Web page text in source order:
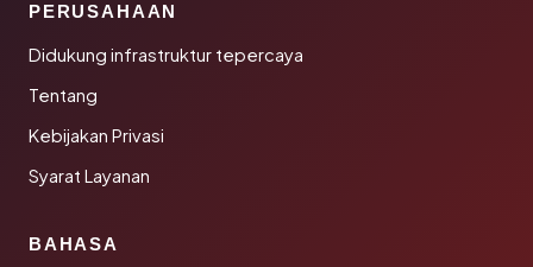
PERUSAHAAN
Didukung infrastruktur tepercaya
Tentang
Kebijakan Privasi
Syarat Layanan
BAHASA